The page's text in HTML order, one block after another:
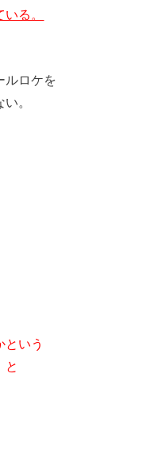
る。
ルロケを
。
という
と